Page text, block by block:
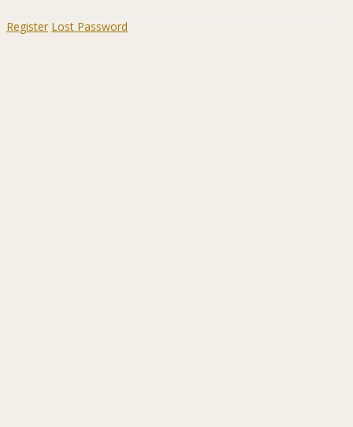
Register Lost Password